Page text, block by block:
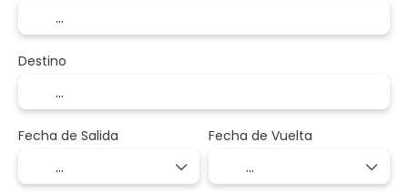
Destino
Fecha de Salida Fecha de Vuelta